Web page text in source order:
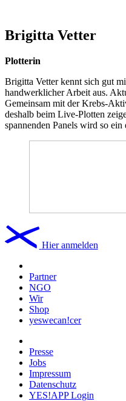
Brigitta Vetter
Plotterin
Brigitta Vetter kennt sich gut
handwerklicher Arbeit aus.
Gemeinsam mit der Krebs-
deshalb beim Live-Plotten
spannenden Panels wird so
Hier anmelden
Partner
NGO
Wir
Shop
yeswecan!cer
Presse
Jobs
Impressum
Datenschutz
YES!APP Login